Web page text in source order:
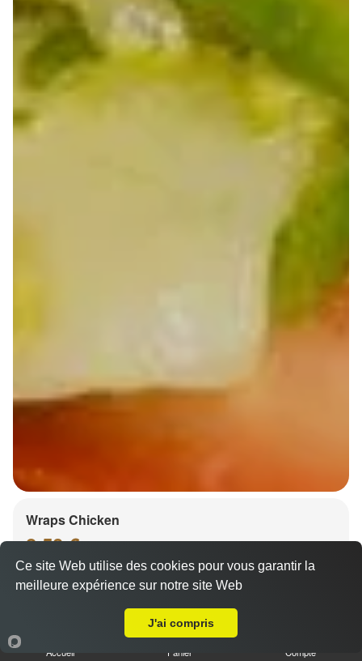
Wraps Chicken
8.50 €
Accueil Panier Compte
Ce site Web utilise des cookies pour vous garantir la
meilleure expérience sur notre site Web
J'ai compris